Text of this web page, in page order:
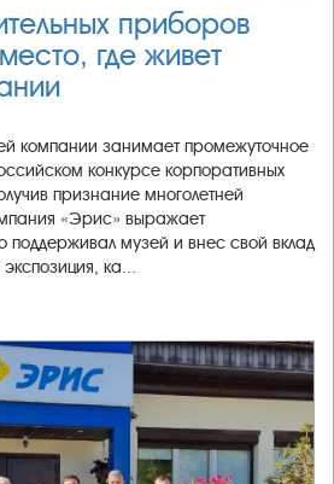
приборов
где живет
компании занимает промежуточное
конкурсе корпоративных
признание многолетней
«Эрис» выражает
поддерживал музей и внес свой вклад
ка...